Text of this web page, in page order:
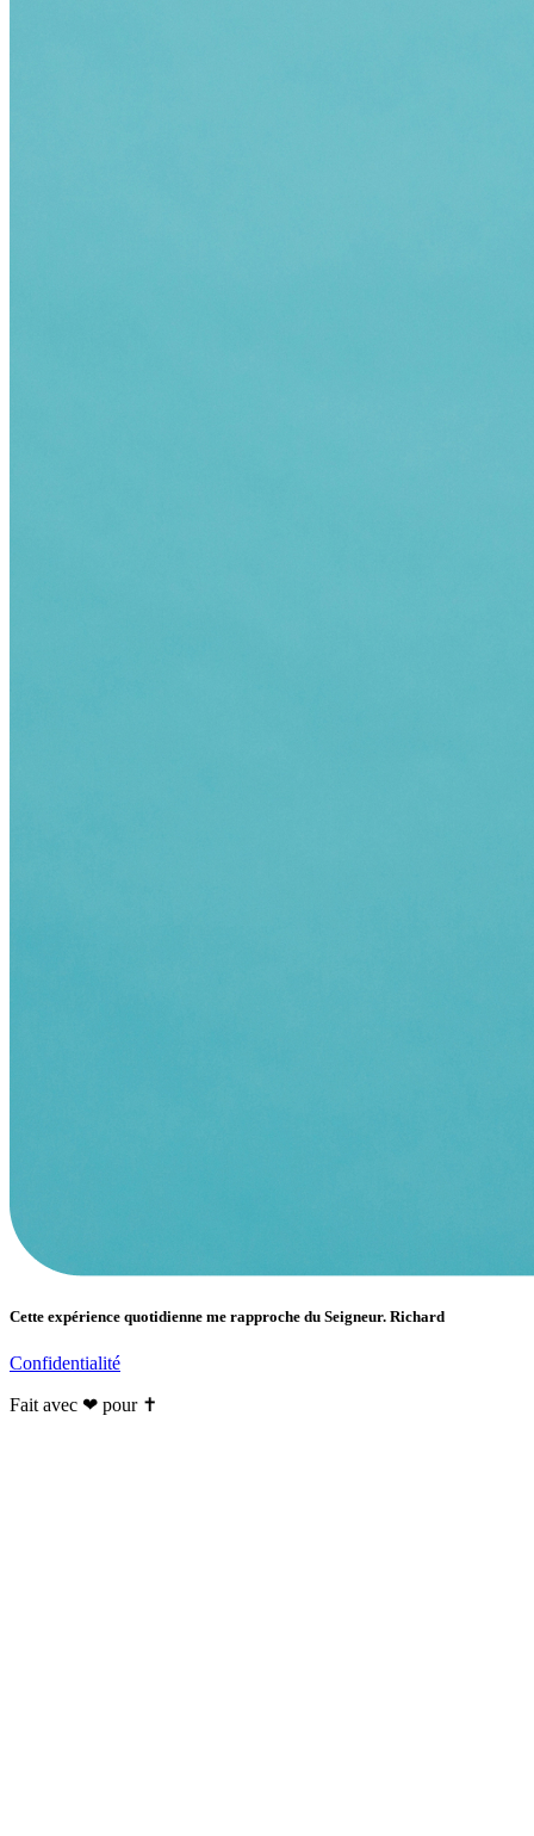
Cette expérience quotidienne me rapproche du Seigneur. Richard
Confidentialité
Fait avec ❤ pour ✝️️